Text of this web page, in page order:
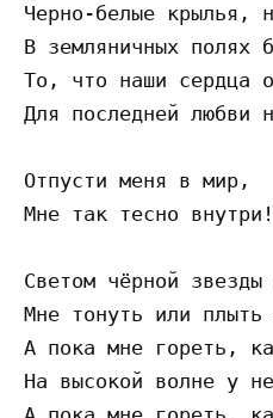
Черно-белые крылья,
В земляничных полях
То, что наши сердца
Для последней любви
Отпусти меня в мир,
Мне так тесно внутри!
Светом чёрной
Мне тонуть или
А пока мне гореть,
На высокой волне у